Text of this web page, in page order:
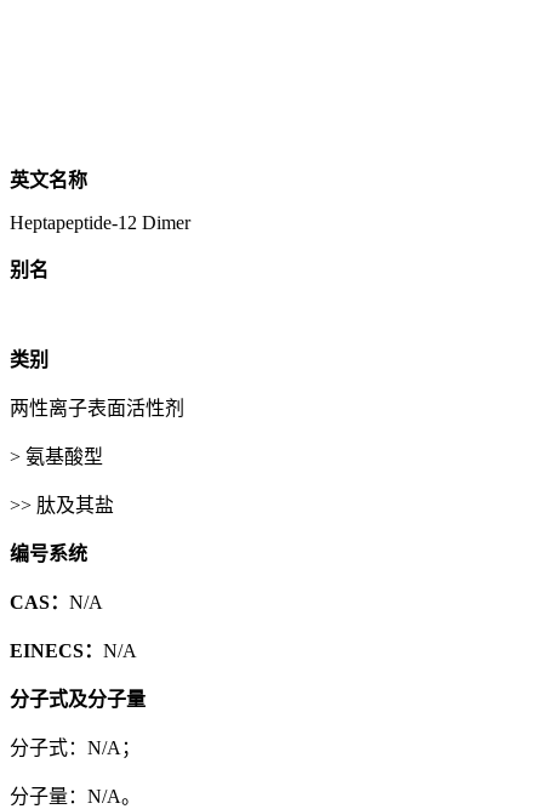
英文名称
Heptapeptide-12 Dimer
别名
类别
两性离子表面活性剂
> 氨基酸型
>> 肽及其盐
编号系统
CAS： N/A
EINECS： N/A
分子式及分子量
分子式：N/A；
分子量：N/A。